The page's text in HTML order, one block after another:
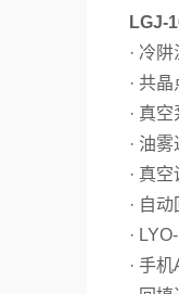
LGJ-
· 冷
· 共
· 真
· 油
· 真
· 自
·
· 手